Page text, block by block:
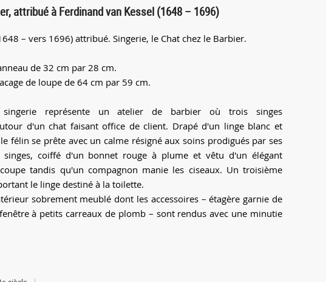
attribué à Ferdinand van Kessel (1648 – 1696)
– vers 1696) attribué. Singerie, le Chat chez le Barbier.
de 32 cm par 28 cm.
de loupe de 64 cm par 59 cm.
singerie représente un atelier de barbier où trois singes
d'un chat faisant office de client. Drapé d'un linge blanc et
félin se prête avec un calme résigné aux soins prodigués par ses
singes, coiffé d'un bonnet rouge à plume et vêtu d'un élégant
tandis qu'un compagnon manie les ciseaux. Un troisième
le linge destiné à la toilette.
sobrement meublé dont les accessoires – étagère garnie de
à petits carreaux de plomb – sont rendus avec une minutie